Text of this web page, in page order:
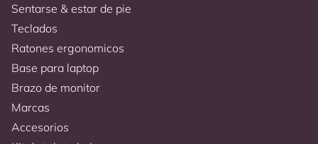
Sentarse & estar de pie
Teclados
Ratones ergonomicos
Base para laptop
Brazo de monitor
Marcas
Accesorios